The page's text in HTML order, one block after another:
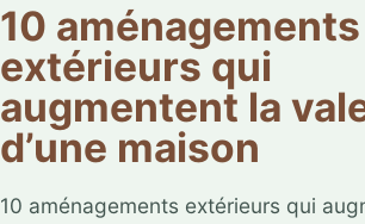
10 aménagements
extérieurs qui
augmentent la
d’une maison
10 aménagements extérieurs qui